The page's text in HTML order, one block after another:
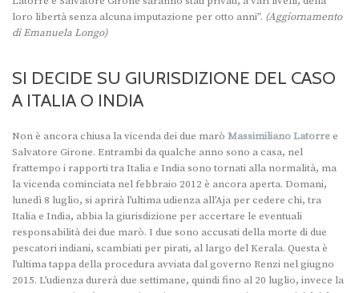
loro libertà senza alcuna imputazione per otto anni”. (Aggiornamento
di Emanuela Longo)
SI DECIDE SU GIURISDIZIONE DEL CASO
A ITALIA O INDIA
Non è ancora chiusa la vicenda dei due marò Massimiliano Latorre e
Salvatore Girone. Entrambi da qualche anno sono a casa, nel
frattempo i rapporti tra Italia e India sono tornati alla normalità, ma
la vicenda cominciata nel febbraio 2012 è ancora aperta. Domani,
lunedì 8 luglio, si aprirà l’ultima udienza all’Aja per cedere chi, tra
Italia e India, abbia la giurisdizione per accertare le eventuali
responsabilità dei due marò. I due sono accusati della morte di due
pescatori indiani, scambiati per pirati, al largo del Kerala. Questa è
l’ultima tappa della procedura avviata dal governo Renzi nel giugno
2015. L’udienza durerà due settimane, quindi fino al 20 luglio, invece la